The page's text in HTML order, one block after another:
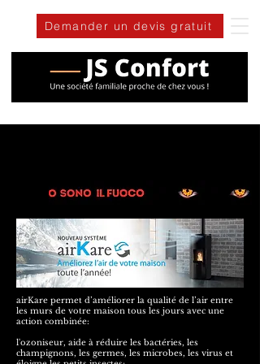
Demander un devis gratuit
airKare permet d’améliorer la qualité de l’air entre
les murs de votre maison tous les jours avec une
action combinée:
l'ozoniseur, aide à réduire les bactéries, les
champignons, les germes, les microbes, les virus et